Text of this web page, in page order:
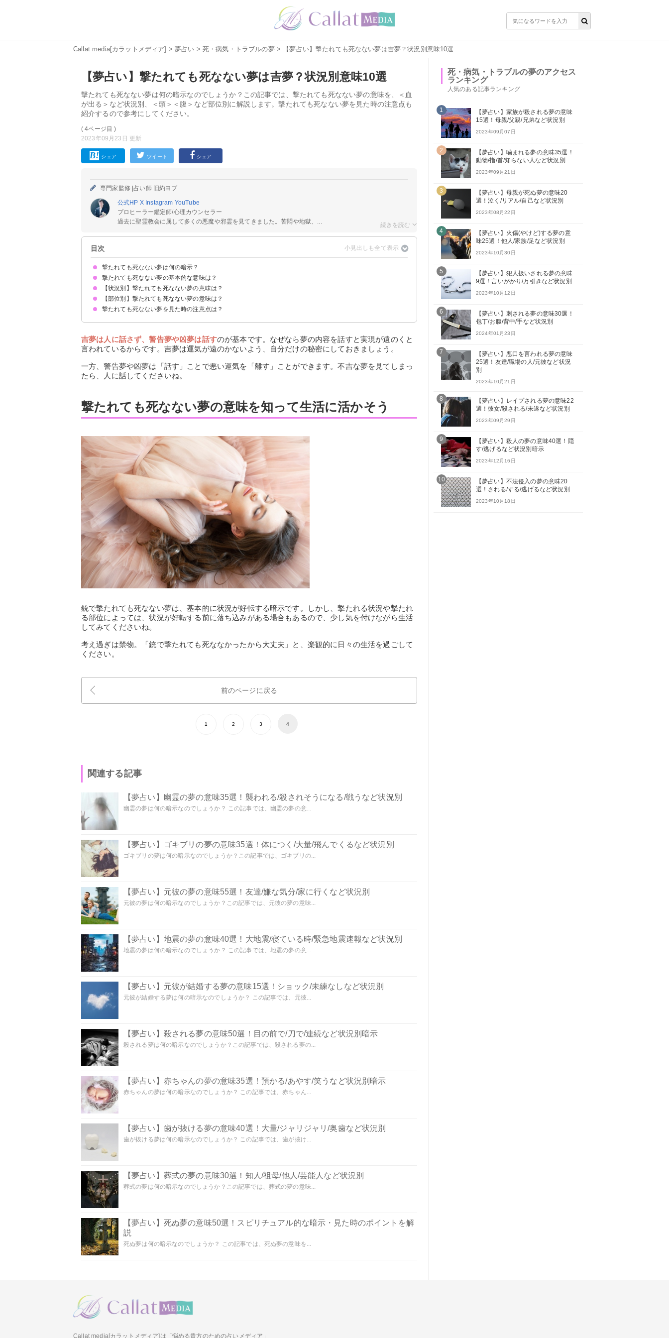
Callat media[カラットメディア] >夢占い > 死・病気・トラブルの夢> 【夢占い】撃たれても死なない夢は吉夢？状況別意味10選
【夢占い】撃たれても死なない夢は吉夢？状況別意味10選
撃たれても死なない夢は何の暗示なのでしょうか？この記事では、撃たれても死なない夢の意味を、＜血
が出る＞など状況別、＜頭＞＜腹＞など部位別に解説します。撃たれても死なない夢を見た時の注意点も
紹介するので参考にしてください。
( 4ページ目 )
2023年09月23日 更新
シェア ツイート シェア
専門家監修 |占い師 旧約ヨブ
公式HP X Instagram YouTube
プロヒーラー鑑定師/心理カウンセラー
過去に聖霊教会に属して多くの悪魔や邪霊を見てきました。苦悶や地獄、...
目次
撃たれても死なない夢は何の暗示？
撃たれても死なない夢の基本的な意味は？
状況が好転する暗示
状況によって意味が決まる
【状況別】撃たれても死なない夢の意味は？
撃たれて血が出ても死なない夢【吉夢】
撃たれても痛くないし死なない夢【吉夢】
撃たれるが当たらないので死なない夢【吉夢】
撃たれるが逃げたので死なない夢【予知夢】
撃たれるが他人が当たり死なない夢【予知夢】
【部位別】撃たれても死なない夢の意味は？
頭を撃たれても死なない夢【予知夢】
足を撃たれても死なない夢【予知夢】
手を撃たれても死なない夢【予知夢】
胸を撃たれても死なない夢【予知夢】
腹を撃たれても死なない夢【予知夢】
撃たれても死なない夢を見た時の注意点は？
吉夢は人に話さず、警告夢や凶夢は話すのが基本です。なぜなら夢の内容を話すと実現が遠のくと
言われているからです。吉夢は運気が遠のかないよう、自分だけの秘密にしておきましょう。
一方、警告夢や凶夢は「話す」ことで悪い運気を「離す」ことができます。不吉な夢を見てしまっ
たら、人に話してくださいね。
撃たれても死なない夢の意味を知って生活に活かそう
銃で撃たれても死なない夢は、基本的に状況が好転する暗示です。しかし、撃たれる状況や撃たれ
る部位によっては、状況が好転する前に落ち込みがある場合もあるので、少し気を付けながら生活
してみてくださいね。
考え過ぎは禁物。「銃で撃たれても死ななかったから大丈夫」と、楽観的に日々の生活を過ごして
ください。
前のページに戻る
1 2 3 4
関連する記事
【夢占い】幽霊の夢の意味35選！襲われる/殺されそうになる/戦うなど状況別
幽霊の夢は何の暗示なのでしょうか？ この記事では、幽霊の夢の意...
【夢占い】ゴキブリの夢の意味35選！体につく/大量/飛んでくるなど状況別
ゴキブリの夢は何の暗示なのでしょうか？この記事では、ゴキブリの...
【夢占い】元彼の夢の意味55選！友達/嫌な気分/家に行くなど状況別
元彼の夢は何の暗示なのでしょうか？この記事では、元彼の夢の意味...
【夢占い】地震の夢の意味40選！大地震/寝ている時/緊急地震速報など状況別
地震の夢は何の暗示なのでしょうか？ この記事では、地震の夢の意...
【夢占い】元彼が結婚する夢の意味15選！ショック/未練なしなど状況別
元彼が結婚する夢は何の暗示なのでしょうか？ この記事では、元彼...
【夢占い】殺される夢の意味50選！目の前で/刀で/連続など状況別暗示
殺される夢は何の暗示なのでしょうか？この記事では、殺される夢の...
【夢占い】赤ちゃんの夢の意味35選！預かる/あやす/笑うなど状況別暗示
赤ちゃんの夢は何の暗示なのでしょうか？ この記事では、赤ちゃん...
【夢占い】歯が抜ける夢の意味40選！大量/ジャリジャリ/奥歯など状況別
歯が抜ける夢は何の暗示なのでしょうか？ この記事では、歯が抜け...
【夢占い】葬式の夢の意味30選！知人/祖母/他人/芸能人など状況別
葬式の夢は何の暗示なのでしょうか？この記事では、葬式の夢の意味...
【夢占い】死ぬ夢の意味50選！スピリチュアル的な暗示・見た時のポイントを解
説
死ぬ夢は何の暗示なのでしょうか？ この記事では、死ぬ夢の意味を...
死・病気・トラブルの夢のアクセス
ランキング
人気のある記事ランキング
1
【夢占い】家族が殺される夢の意味
15選！母親/父親/兄弟など状況別
2023年09月07日
2
【夢占い】噛まれる夢の意味35選！
動物/指/首/知らない人など状況別
2023年09月21日
3
【夢占い】母親が死ぬ夢の意味20
選！泣く/リアル/自己など状況別
2023年08月22日
4
【夢占い】火傷(やけど)する夢の意
味25選！他人/家族/足など状況別
2023年10月30日
5
【夢占い】犯人扱いされる夢の意味
9選！言いがかり/万引きなど状況別
2023年10月12日
6
【夢占い】刺される夢の意味30選！
包丁/お腹/背中/手など状況別
2024年01月23日
7
【夢占い】悪口を言われる夢の意味
25選！友達/職場の人/元彼など状況
別
2023年10月21日
8
【夢占い】レイプされる夢の意味22
選！彼女/殺される/未遂など状況別
2023年09月29日
9
【夢占い】殺人の夢の意味40選！隠
す/逃げるなど状況別暗示
2023年12月16日
10
【夢占い】不法侵入の夢の意味20
選！される/する/逃げるなど状況別
2023年10月18日
Callat media[カラットメディア]は「悩める貴方のための占いメディア」